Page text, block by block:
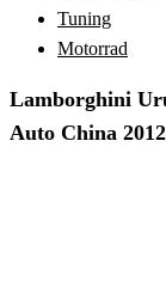
Tuning
Motorrad
Lamborghini
Auto China 2012